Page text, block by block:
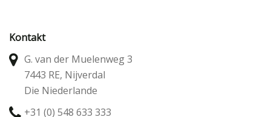
Kontakt
G. van der Muelenweg 3
7443 RE, Nijverdal
Die Niederlande
+31 (0) 548 633 333